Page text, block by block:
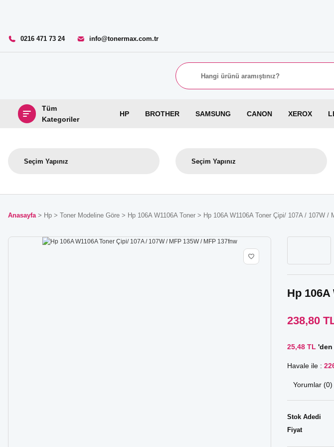
0216 471 73 24 info@tonermax.com.tr
Tüm
Kategoriler
HP BROTHER SAMSUNG CANON XEROX
Anasayfa Hp Toner Modeline Göre Hp 106A W1106A Toner Hp 106A W1106A Toner Çipi/ 107A / 107W /
Hp 106A
238,80
25,48 TL 'den
Havale ile :
Yorumlar (0)
Stok Adedi
Fiyat